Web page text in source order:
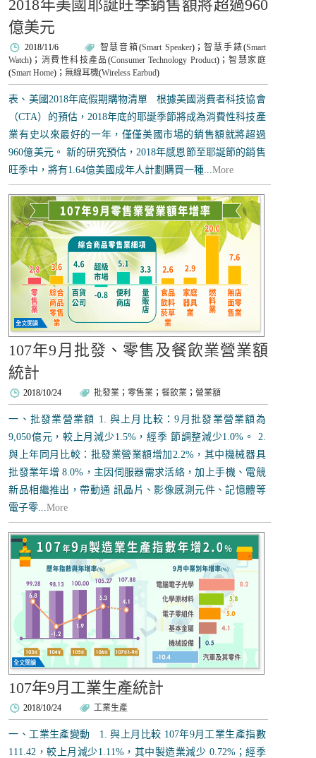
2018年美國耶誕旺季銷售額將超過960
億美元
2018/11/6 智慧音箱 (Smart Speaker)； 智慧手錶(Smart
Watch)； 消費性科技產品 (Consumer Technology Product)； 智慧家庭
(Smart Home)；無線耳機(Wireless Earbud)
表、美國2018年底假期購物清單 根據美國消費者科技協會
（CTA）的預估，2018年底的耶誕季節將成為消費性科技產
業有史以來最好的一年，僅僅美國市場的銷售額就將超過
960億美元。 新的研究預估，2018年感恩節至耶誕節的銷售
旺季中，將有1.64億美國成年人計劃購買一種...More
107年9月批發、零售及餐飲業營業額
統計
2018/10/24 批發業 ；零售業 ；餐飲業 ；營業額
一、批發業營業額 1. 與上月比較：9月批發業營業額為
9,050億元，較上月減少1.5%，經季 節調整減少1.0%。 2.
與上年同月比較：批發業營業額增加2.2%，其中機械器具
批發業年增 8.0%，主因伺服器需求活絡，加上手機、電競
新品相繼推出，帶動通 訊晶片、影像感測元件、記憶體等
電子零...More
107年9月工業生產統計
2018/10/24 工業生產
一、工業生產變動 1. 與上月比較 107年9月工業生產指數
111.42，較上月減少1.11%，其中製造業減少 0.72%；經季